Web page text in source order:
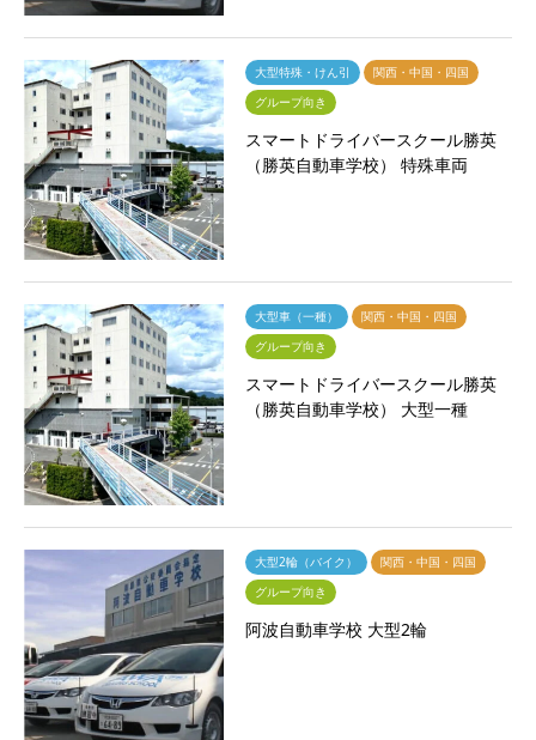
大型特殊・けん引
関西・中国・四国
グループ向き
スマートドライバースクール勝英
（勝英自動車学校） 特殊車両
大型車（一種）
関西・中国・四国
グループ向き
スマートドライバースクール勝英
（勝英自動車学校） 大型一種
大型2輪（バイク）
関西・中国・四国
グループ向き
阿波自動車学校 大型2輪